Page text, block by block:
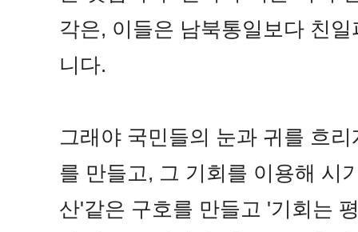
각은, 이들은 남북통일보다 친
니다.
그래야 국민들의 눈과 귀를 흐
를 만들고, 그 기회를 이용해 시
산'같은 구호를 만들고 '기회는